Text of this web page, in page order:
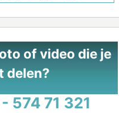
of video die je
delen?
574 71 321